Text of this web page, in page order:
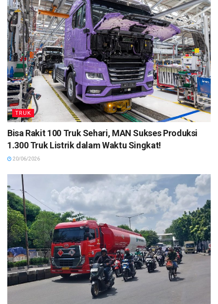
TRUK
Bisa Rakit 100 Truk Sehari, MAN Sukses Produksi
1.300 Truk Listrik dalam Waktu Singkat!
20/06/2026